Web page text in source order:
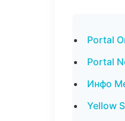
Portal
Portal
Инфо
Yellow